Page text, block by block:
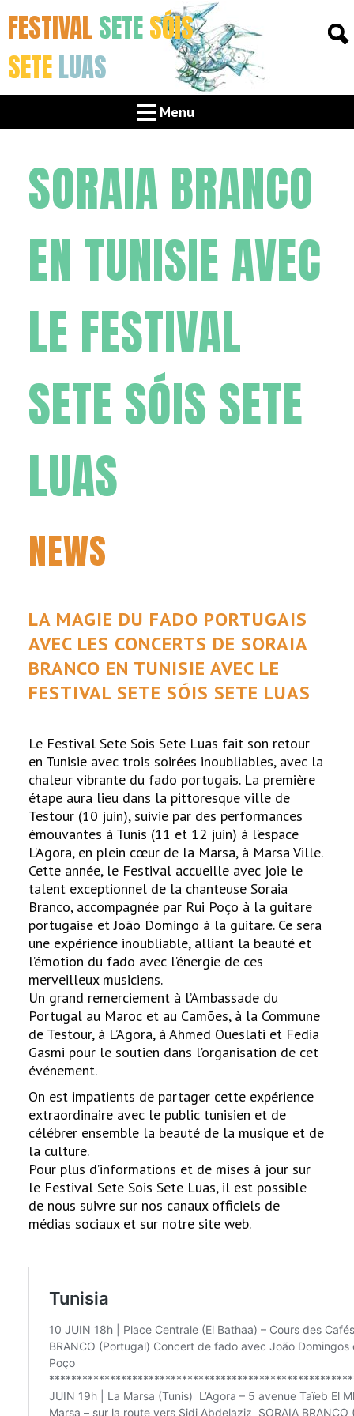
FESTIVALSETESÓIS
SETELUAS
Menu
SORAIA BRANCO
EN TUNISIE AVEC
LE FESTIVAL
SETE SÓIS SETE
LUAS
NEWS
LA MAGIE DU FADO PORTUGAIS
AVEC LES CONCERTS DE SORAIA
BRANCO EN TUNISIE AVEC LE
FESTIVAL SETE SÓIS SETE LUAS
Le Festival Sete Sois Sete Luas fait son retour
en Tunisie avec trois soirées inoubliables, avec la
chaleur vibrante du fado portugais. La première
étape aura lieu dans la pittoresque ville de
Testour (10 juin), suivie par des performances
émouvantes à Tunis (11 et 12 juin) à l’espace
L’Agora, en plein cœur de la Marsa, à Marsa Ville.
Cette année, le Festival accueille avec joie le
talent exceptionnel de la chanteuse Soraia
Branco, accompagnée par Rui Poço à la guitare
portugaise et João Domingo à la guitare. Ce sera
une expérience inoubliable, alliant la beauté et
l’émotion du fado avec l’énergie de ces
merveilleux musiciens.
Un grand remerciement à l’Ambassade du
Portugal au Maroc et au Camões, à la Commune
de Testour, à L’Agora, à Ahmed Oueslati et Fedia
Gasmi pour le soutien dans l’organisation de cet
événement.
On est impatients de partager cette expérience
extraordinaire avec le public tunisien et de
célébrer ensemble la beauté de la musique et de
la culture.
Pour plus d’informations et de mises à jour sur
le Festival Sete Sois Sete Luas, il est possible
de nous suivre sur nos canaux officiels de
médias sociaux et sur notre site web.